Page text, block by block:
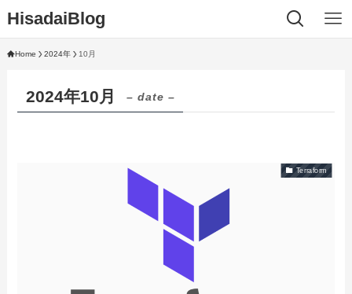
HisadaiBlog
Home 2024年 10月
2024年10月 – date –
Terraform